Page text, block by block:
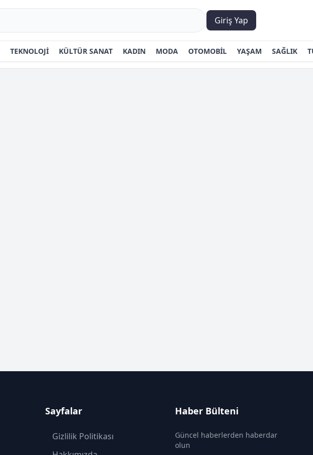
Giriş Yap
TEKNOLOJİ KÜLTÜR SANAT KADIN MODA OTOMOBİL YAŞAM SAĞLIK
Sayfalar
Gizlilik Politikası
Haber Bülteni
Güncel haberlerden haberdar
olun